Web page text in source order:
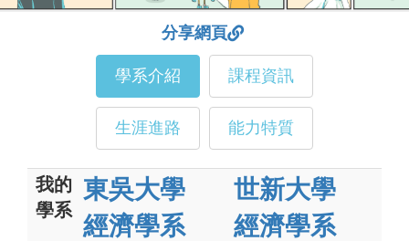
ColleGo! 大學選才與高中育才輔助系統
分享網頁
學系介紹 課程資訊
生涯進路 能力特質
我的
學系
東吳大學
經濟學系
世新大學
經濟學系